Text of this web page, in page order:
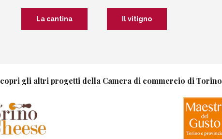
La cantina Il vitigno
gli altri progetti della Camera di commercio di Torino